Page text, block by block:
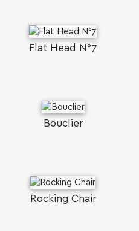
Flat Head N°7
Bouclier
Rocking Chair